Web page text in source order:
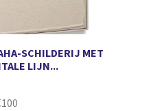
SCHILDERIJ MET
LIJN...
100